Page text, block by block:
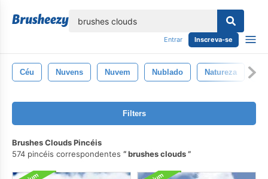
Entrar Inscreva-se
Céu Nuvens Nuvem Nublado Natureza
Filters
Brushes Clouds Pincéis
574 pincéis correspondentes
brushes clouds